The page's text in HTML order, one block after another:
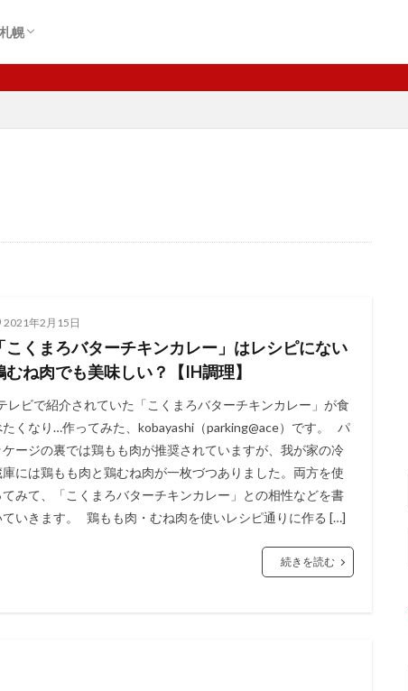
幌
ー前周辺
2021年2月15日
こくまろバターチキンカレー」はレシピにない
むね肉でも美味しい？【IH調理】
レビで紹介されていた「こくまろバターチキンカレー」が食
たくなり…作ってみた、kobayashi（parking@ace）です。 パ
ケージの裏では鶏もも肉が推奨されていますが、我が家の冷
庫には鶏もも肉と鶏むね肉が一枚づつありました。両方を使
てみて、「こくまろバターチキンカレー」との相性などを書
ていきます。 鶏もも肉・むね肉を使いレシピ通りに作る […]
続きを読む